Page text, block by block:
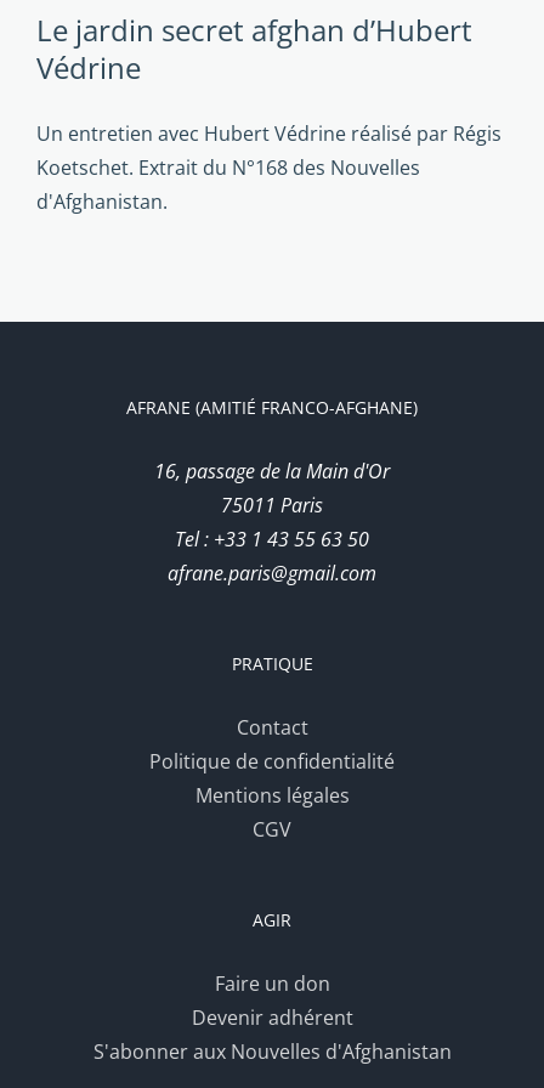
Le jardin secret afghan d’Hubert
Védrine
Un entretien avec Hubert Védrine réalisé par Régis
Koetschet. Extrait du N°168 des Nouvelles
d'Afghanistan.
AFRANE (AMITIÉ FRANCO-AFGHANE)
16, passage de la Main d'Or
75011 Paris
Tel : +33 1 43 55 63 50
afrane.paris@gmail.com
PRATIQUE
Contact
Politique de confidentialité
Mentions légales
CGV
AGIR
Faire un don
Devenir adhérent
S'abonner aux Nouvelles d'Afghanistan